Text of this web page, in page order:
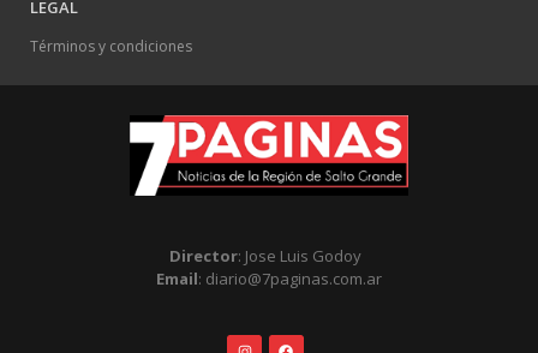
LEGAL
Términos y condiciones
Director: Jose Luis Godoy
Email: diario@7paginas.com.ar